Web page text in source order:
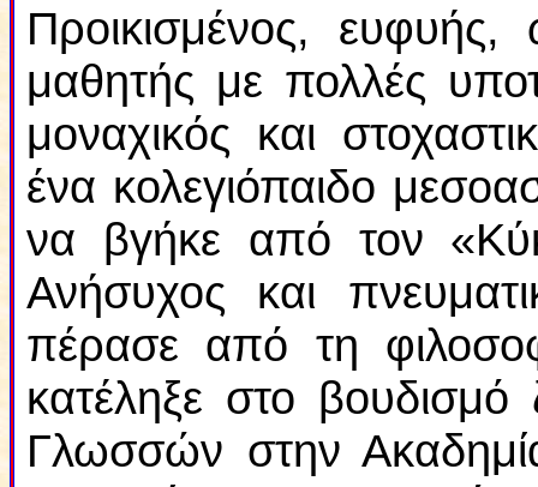
Προικισμένος, ευφυής,
μαθητής με πολλές
μοναχικός και
ένα κολεγιόπαιδο
να βγήκε από τον
Ανήσυχος και
πέρασε από τη
κατέληξε στο βουδισμό
Γλωσσών στην